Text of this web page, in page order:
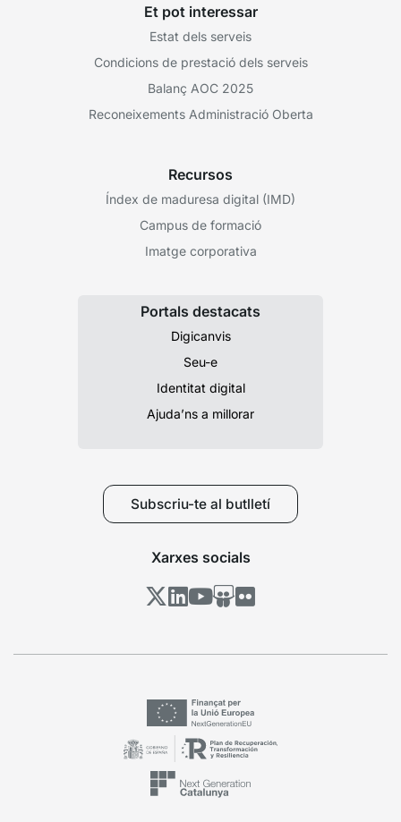
Et pot interessar
Estat dels serveis
Condicions de prestació dels serveis
Balanç AOC 2025
Reconeixements Administració Oberta
Recursos
Índex de maduresa digital (IMD)
Campus de formació
Imatge corporativa
Portals destacats
Digicanvis
Seu-e
Identitat digital
Ajuda’ns a millorar
Subscriu-te al butlletí
Xarxes socials